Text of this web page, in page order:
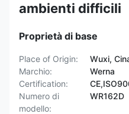
ambienti difficili
Proprietà di base
Place of Origin:
Wuxi,
Marchio:
Werna
Certification:
Numero di
modello:
WR162D